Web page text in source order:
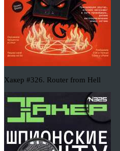
Хакер #326. Router from Hell